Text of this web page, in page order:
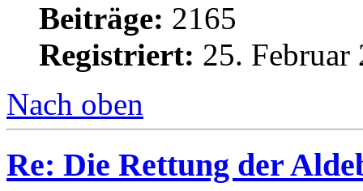
Beiträge: 2165
Registriert: 25. Februar
Nach oben
Re: Die Rettung der